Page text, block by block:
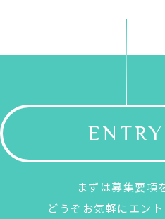
ENTRY
まずは募集要項
どうぞお気軽にエン